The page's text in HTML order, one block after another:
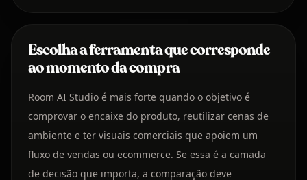
Escolha a ferramenta que corresponde
ao momento da compra
Room AI Studio é mais forte quando o objetivo é
comprovar o encaixe do produto, reutilizar cenas de
ambiente e ter visuais comerciais que apoiem um
fluxo de vendas ou ecommerce. Se essa é a camada
de decisão que importa, a comparação deve